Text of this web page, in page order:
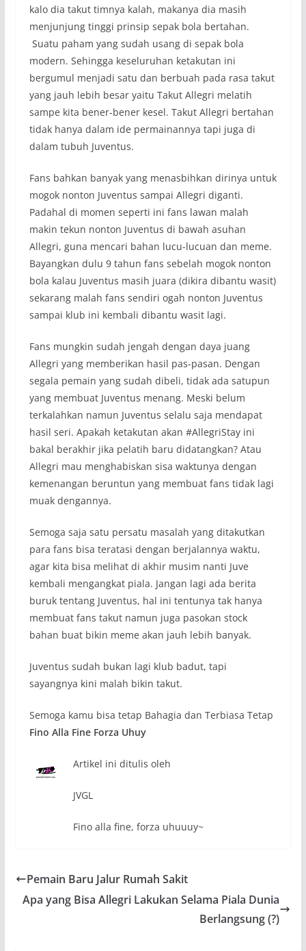
kalo dia takut timnya kalah, makanya dia masih
menjunjung tinggi prinsip sepak bola bertahan.
Suatu paham yang sudah usang di sepak bola
modern. Sehingga keseluruhan ketakutan ini
bergumul menjadi satu dan berbuah pada rasa takut
yang jauh lebih besar yaitu Takut Allegri melatih
sampe kita bener-bener kesel. Takut Allegri bertahan
tidak hanya dalam ide permainannya tapi juga di
dalam tubuh Juventus.
Fans bahkan banyak yang menasbihkan dirinya untuk
mogok nonton Juventus sampai Allegri diganti.
Padahal di momen seperti ini fans lawan malah
makin tekun nonton Juventus di bawah asuhan
Allegri, guna mencari bahan lucu-lucuan dan meme.
Bayangkan dulu 9 tahun fans sebelah mogok nonton
bola kalau Juventus masih juara (dikira dibantu wasit)
sekarang malah fans sendiri ogah nonton Juventus
sampai klub ini kembali dibantu wasit lagi.
Fans mungkin sudah jengah dengan daya juang
Allegri yang memberikan hasil pas-pasan. Dengan
segala pemain yang sudah dibeli, tidak ada satupun
yang membuat Juventus menang. Meski belum
terkalahkan namun Juventus selalu saja mendapat
hasil seri. Apakah ketakutan akan #AllegriStay ini
bakal berakhir jika pelatih baru didatangkan? Atau
Allegri mau menghabiskan sisa waktunya dengan
kemenangan beruntun yang membuat fans tidak lagi
muak dengannya.
Semoga saja satu persatu masalah yang ditakutkan
para fans bisa teratasi dengan berjalannya waktu,
agar kita bisa melihat di akhir musim nanti Juve
kembali mengangkat piala. Jangan lagi ada berita
buruk tentang Juventus, hal ini tentunya tak hanya
membuat fans takut namun juga pasokan stock
bahan buat bikin meme akan jauh lebih banyak.
Juventus sudah bukan lagi klub badut, tapi
sayangnya kini malah bikin takut.
Semoga kamu bisa tetap Bahagia dan Terbiasa Tetap
Fino Alla Fine Forza Uhuy
Artikel ini ditulis oleh
JVGL
Fino alla fine, forza uhuuuy~
Pemain Baru Jalur Rumah Sakit
Apa yang Bisa Allegri Lakukan Selama Piala Dunia
Berlangsung (?)